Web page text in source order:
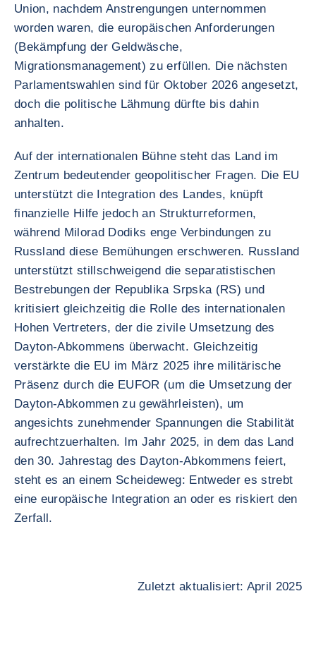
Union, nachdem Anstrengungen unternommen
worden waren, die europäischen Anforderungen
(Bekämpfung der Geldwäsche,
Migrationsmanagement) zu erfüllen. Die nächsten
Parlamentswahlen sind für Oktober 2026 angesetzt,
doch die politische Lähmung dürfte bis dahin
anhalten.
Auf der internationalen Bühne steht das Land im
Zentrum bedeutender geopolitischer Fragen. Die EU
unterstützt die Integration des Landes, knüpft
finanzielle Hilfe jedoch an Strukturreformen,
während Milorad Dodiks enge Verbindungen zu
Russland diese Bemühungen erschweren. Russland
unterstützt stillschweigend die separatistischen
Bestrebungen der Republika Srpska (RS) und
kritisiert gleichzeitig die Rolle des internationalen
Hohen Vertreters, der die zivile Umsetzung des
Dayton-Abkommens überwacht. Gleichzeitig
verstärkte die EU im März 2025 ihre militärische
Präsenz durch die EUFOR (um die Umsetzung der
Dayton-Abkommen zu gewährleisten), um
angesichts zunehmender Spannungen die Stabilität
aufrechtzuerhalten. Im Jahr 2025, in dem das Land
den 30. Jahrestag des Dayton-Abkommens feiert,
steht es an einem Scheideweg: Entweder es strebt
eine europäische Integration an oder es riskiert den
Zerfall.
Zuletzt aktualisiert: April 2025